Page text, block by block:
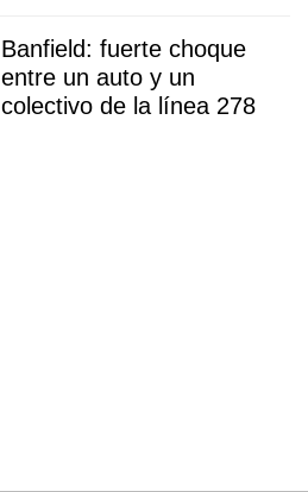
Banfield: fuerte choque
entre un auto y un
colectivo de la línea 278